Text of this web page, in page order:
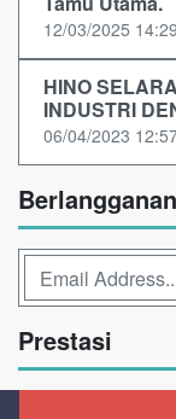
12/03/2025
HINO
INDUSTRI
06/04/2023
Berlangganan
Prestasi